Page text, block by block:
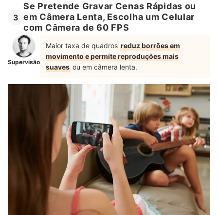
3
Se Pretende Gravar Cenas Rápidas ou
em Câmera Lenta, Escolha um Celular
com Câmera de 60 FPS
Supervisão
Maior taxa de quadros reduz borrões em
movimento e permite reproduções mais
suaves ou em câmera lenta.